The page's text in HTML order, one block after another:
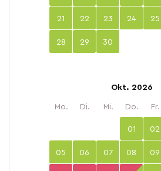
21 22 23 24 25
28 29 30
Okt. 2026
Mo. Di. Mi. Do. Fr.
01 02
05 06 07 08 09